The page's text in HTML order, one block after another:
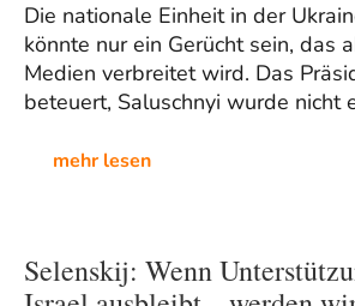
Die nationale Einheit in der
könnte nur ein Gerücht sein, das
Medien verbreitet wird. Das
beteuert, Saluschnyi wurde nicht
mehr lesen
Selenskij: Wenn